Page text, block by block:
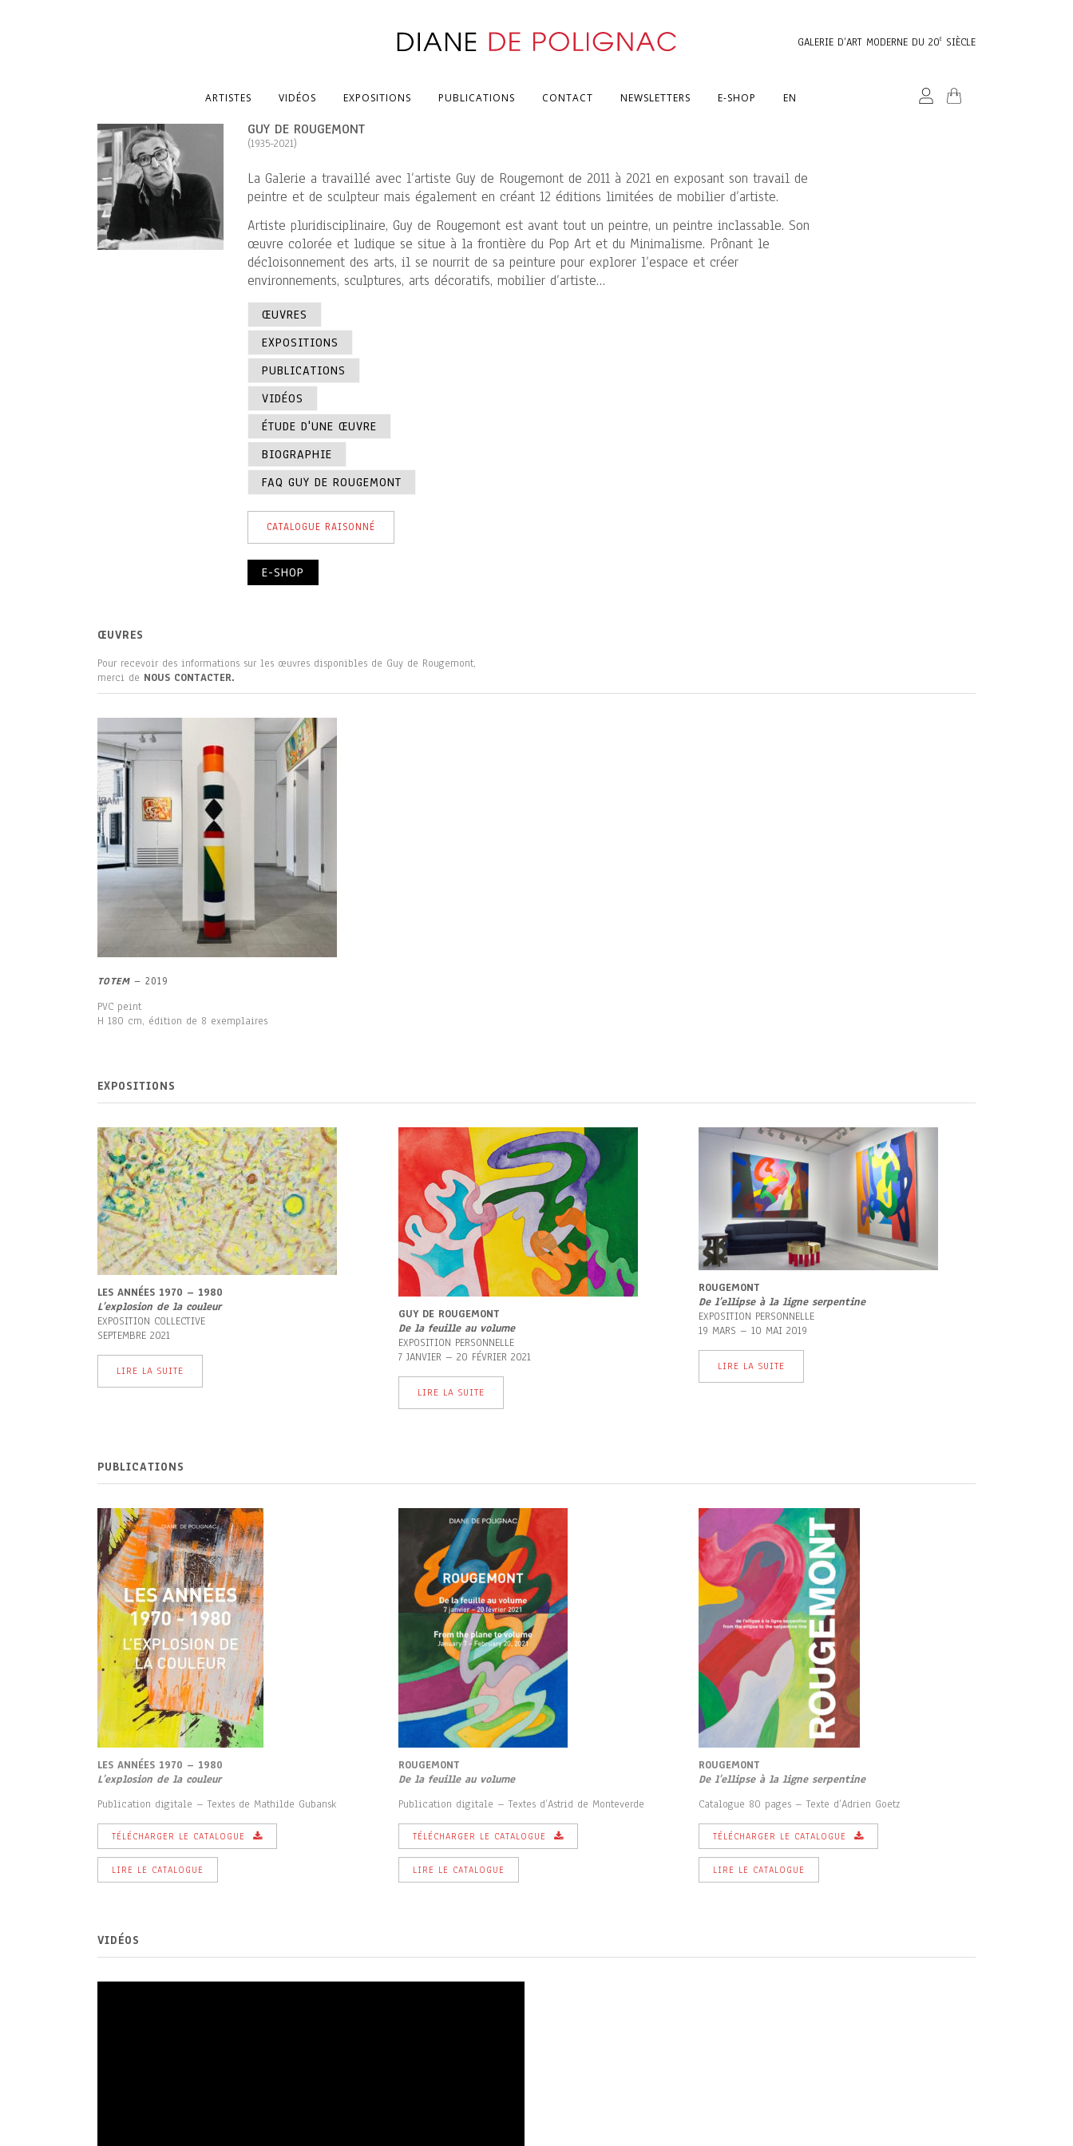
GALERIE D’ART MODERNE DU 20E SIÈCLE
ARTISTES VIDÉOS EXPOSITIONS PUBLICATIONS CONTACT NEWSLETTERS E-SHOP EN
GUY DE ROUGEMONT
(1935-2021)
La Galerie a travaillé avec l’artiste Guy de Rougemont de 2011 à 2021 en exposant son travail de
peintre et de sculpteur mais également en créant 12 éditions limitées de mobilier d’artiste.
Artiste pluridisciplinaire, Guy de Rougemont est avant tout un peintre, un peintre inclassable. Son
œuvre colorée et ludique se situe à la frontière du Pop Art et du Minimalisme. Prônant le
décloisonnement des arts, il se nourrit de sa peinture pour explorer l’espace et créer
environnements, sculptures, arts décoratifs, mobilier d’artiste…
ŒUVRES
EXPOSITIONS
PUBLICATIONS
VIDÉOS
ÉTUDE D'UNE ŒUVRE
BIOGRAPHIE
FAQ GUY DE ROUGEMONT
CATALOGUE RAISONNÉ
E-SHOP
ŒUVRES
Pour recevoir des informations sur les œuvres disponibles de Guy de Rougemont,
merci de NOUS CONTACTER.
TOTEM – 2019
PVC peint
H 180 cm, édition de 8 exemplaires
EXPOSITIONS
LES ANNÉES 1970 – 1980
L’explosion de la couleur
EXPOSITION COLLECTIVE
SEPTEMBRE 2021
LIRE LA SUITE
GUY DE ROUGEMONT
De la feuille au volume
EXPOSITION PERSONNELLE
7 JANVIER – 20 FÉVRIER 2021
LIRE LA SUITE
ROUGEMONT
De l’ellipse à la ligne serpentine
EXPOSITION PERSONNELLE
19 MARS – 10 MAI 2019
LIRE LA SUITE
PUBLICATIONS
LES ANNÉES 1970 – 1980
L’explosion de la couleur
Publication digitale – Textes de Mathilde Gubansk
TÉLÉCHARGER LE CATALOGUE
LIRE LE CATALOGUE
ROUGEMONT
De la feuille au volume
Publication digitale – Textes d’Astrid de Monteverde
TÉLÉCHARGER LE CATALOGUE
LIRE LE CATALOGUE
ROUGEMONT
De l’ellipse à la ligne serpentine
Catalogue 80 pages – Texte d’Adrien Goetz
TÉLÉCHARGER LE CATALOGUE
LIRE LE CATALOGUE
VIDÉOS